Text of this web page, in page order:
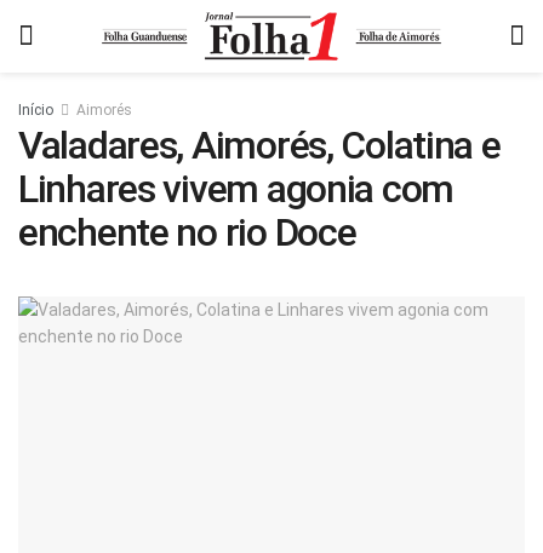
Início Aimorés
Valadares, Aimorés, Colatina e
Linhares vivem agonia com
enchente no rio Doce